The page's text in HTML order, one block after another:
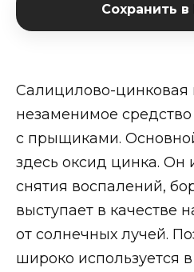
Сохранить
Салицилово-цинковая
незаменимое средство
с прыщиками.
здесь оксид цинка. Он
снятия воспалений,
выступает в качестве
от солнечных лучей.
широко используется